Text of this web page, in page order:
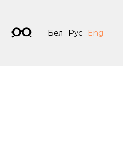
Бел Рус Eng